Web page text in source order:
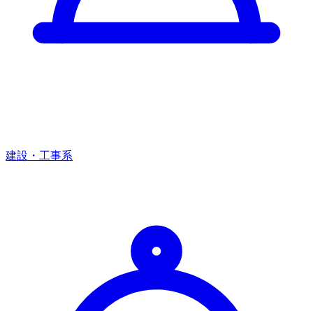
建設・工事系